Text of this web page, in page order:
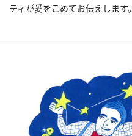
ティが愛をこめてお伝えします。